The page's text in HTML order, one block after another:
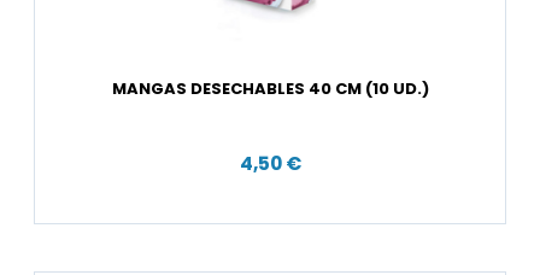
MANGAS DESECHABLES 40 CM (10 UD.)
4,50 €